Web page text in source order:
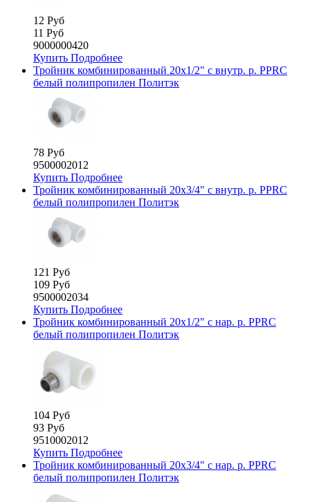
12 Руб
11 Руб
9000000420
Купить Подробнее
Тройник комбинированный 20х1/2" с внутр. р. PPRC
белый полипропилен Политэк
78 Руб
9500002012
Купить Подробнее
Тройник комбинированный 20х3/4" с внутр. р. PPRC
белый полипропилен Политэк
121 Руб
109 Руб
9500002034
Купить Подробнее
Тройник комбинированный 20х1/2" с нар. р. PPRC
белый полипропилен Политэк
104 Руб
93 Руб
9510002012
Купить Подробнее
Тройник комбинированный 20х3/4" с нар. р. PPRC
белый полипропилен Политэк